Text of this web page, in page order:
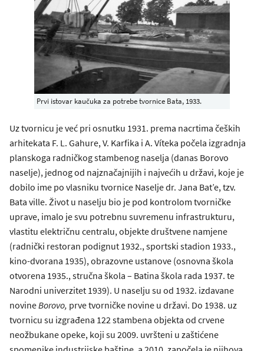
Prvi istovar kaučuka za potrebe tvornice Bata, 1933.
Uz tvornicu je već pri osnutku 1931. prema nacrtima čeških
arhitekata F. L. Gahure, V. Karfika i A. Víteka počela izgradnja
planskoga radničkog stambenog naselja (danas Borovo
naselje), jednog od najznačajnijih i najvećih u državi, koje je
dobilo ime po vlasniku tvornice Naselje dr. Jana Bat’e, tzv.
Bata ville. Život u naselju bio je pod kontrolom tvorničke
uprave, imalo je svu potrebnu suvremenu infrastrukturu,
vlastitu električnu centralu, objekte društvene namjene
(radnički restoran podignut 1932., sportski stadion 1933.,
kino-dvorana 1935), obrazovne ustanove (osnovna škola
otvorena 1935., stručna škola – Batina škola rada 1937. te
Narodni univerzitet 1939). U naselju su od 1932. izdavane
novineBorovo, prve tvorničke novine u državi. Do 1938. uz
tvornicu su izgrađena 122 stambena objekta od crvene
neožbukane opeke, koji su 2009. uvršteni u zaštićene